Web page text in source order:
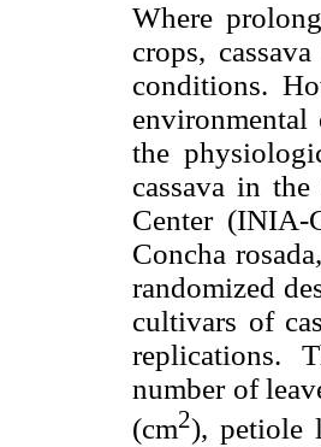
Where
crops,
conditions.
environmental
the
cassava in
Center (INIA-
Concha
randomized
cultivars of
replications.
number of
(cm2), petiole